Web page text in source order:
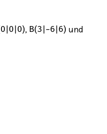
0 0 0), B(3 −6 6) und